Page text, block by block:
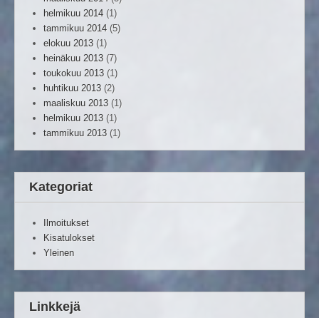
helmikuu 2014 (1)
tammikuu 2014 (5)
elokuu 2013 (1)
heinäkuu 2013 (7)
toukokuu 2013 (1)
huhtikuu 2013 (2)
maaliskuu 2013 (1)
helmikuu 2013 (1)
tammikuu 2013 (1)
Kategoriat
Ilmoitukset
Kisatulokset
Yleinen
Linkkejä